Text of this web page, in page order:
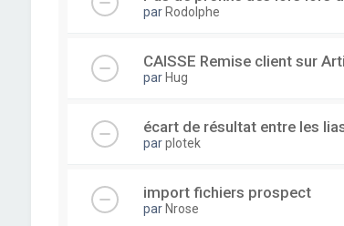
par Rodolphe
CAISSE Remise client sur
par Hug
écart de résultat entre les
parplotek
import fichiers prospect
par Nrose